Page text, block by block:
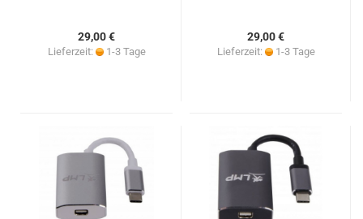
29,00 €
Lieferzeit: 1-3 Tage
29,00 €
Lieferzeit: 1-3 Tage